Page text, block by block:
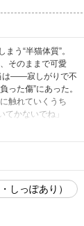
う“半猫体質”。
そのままで可愛
は――寂しがりで不
った傷”にあった。
触れていくうち
かないでね」
ンにデレデレにな
子と、一途に溺愛
しっぽあり）